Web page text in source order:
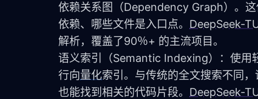
依赖关系图（Dependency Graph）。
依赖、哪些文件是入口点。 DeepSeek-
解析，覆盖了90％+ 的主流项目。
语义索引（Semantic Indexing）：使用
行向量化索引。与传统的全文搜索不同
也能找到相关的代码片段。 DeepSeek-